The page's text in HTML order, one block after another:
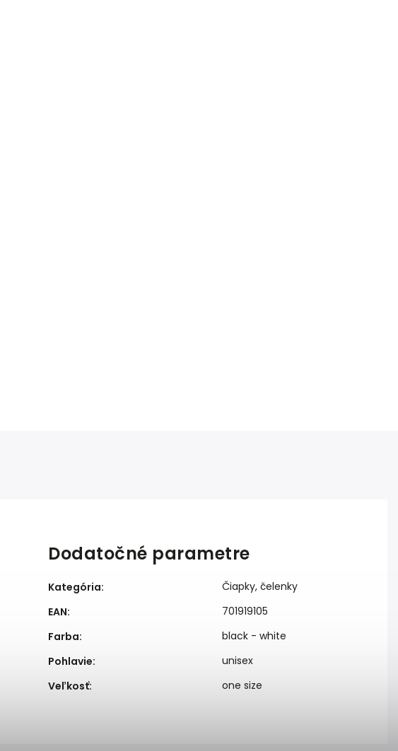
Dodatočné parametre
Kategória:
Čiapky, čelenky
EAN:
701919105
Farba:
black - white
Pohlavie:
unisex
Veľkosť: one size